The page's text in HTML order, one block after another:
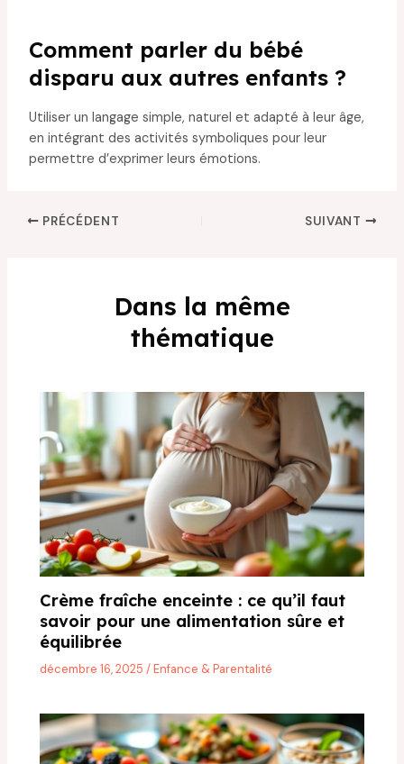
Comment parler du bébé
disparu aux autres enfants ?
Utiliser un langage simple, naturel et adapté à leur âge,
en intégrant des activités symboliques pour leur
permettre d’exprimer leurs émotions.
PRÉCÉDENT SUIVANT
Dans la même
thématique
Crème fraîche enceinte : ce qu’il faut
savoir pour une alimentation sûre et
équilibrée
décembre 16, 2025/Enfance & Parentalité